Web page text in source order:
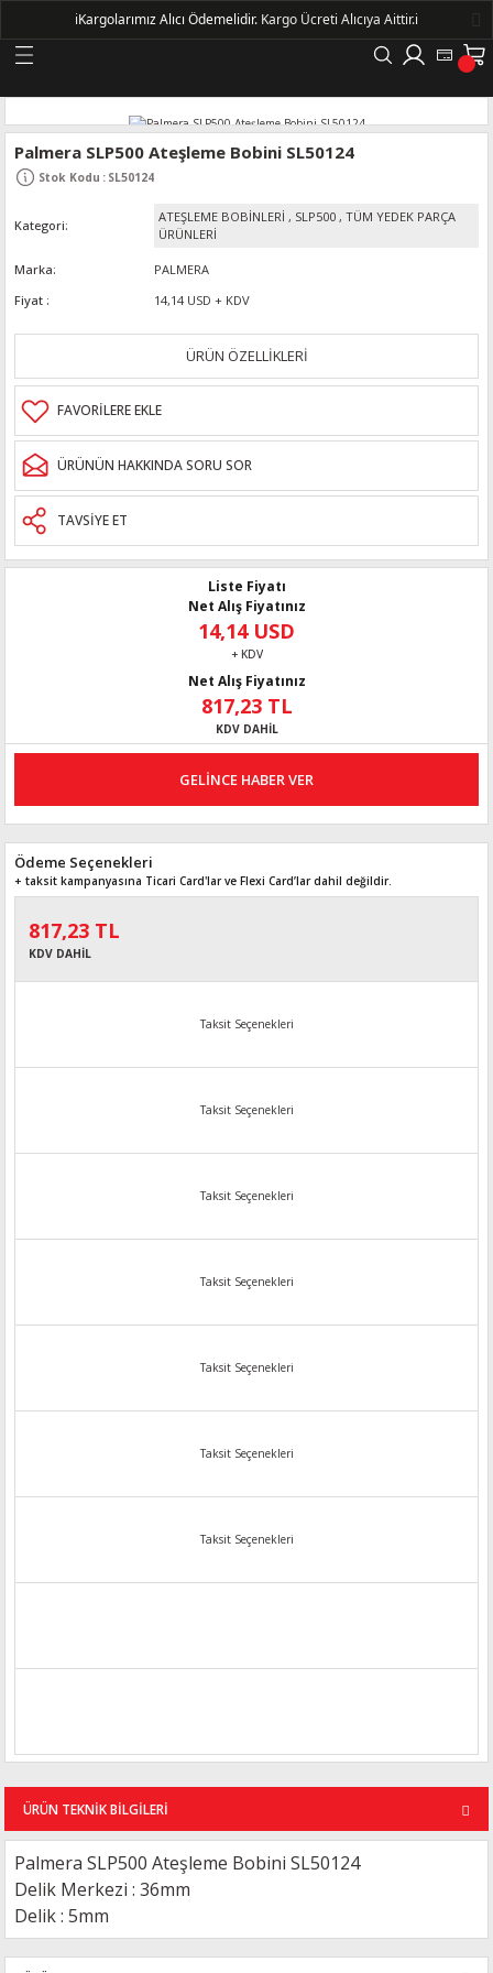
Geri Dön
KASNAKLI ALTERNATÖRLER - 1500
Palmera SLP500 Ateşleme Bobini SL50124
Stok Kodu : SL50124
Kategori
ATEŞLEME BOBİNLERİ , SLP500 , TÜM YEDEK PARÇA
ÜRÜNLERİ
Marka
PALMERA
Fiyat
14,14 USD + KDV
ÜRÜN ÖZELLİKLERİ
ÜRÜNÜN HAKKINDA SORU SOR
TAVSİYE ET
Liste Fiyatı
Net Alış Fiyatınız
14,14 USD
+ KDV
Net Alış Fiyatınız
817,23 TL
KDV DAHİL
GELİNCE HABER VER
Ödeme Seçenekleri
+ taksit kampanyasına Ticari Card'lar ve Flexi Card’lar dahil değildir.
817,23 TL
KDV DAHİL
Taksit Seçenekleri
Taksit Seçenekleri
Taksit Seçenekleri
Taksit Seçenekleri
Taksit Seçenekleri
Taksit Seçenekleri
Taksit Seçenekleri
ÜRÜN TEKNİK BİLGİLERİ
Palmera SLP500 Ateşleme Bobini SL50124
Delik Merkezi : 36mm
Delik : 5mm
ℹ️Kargolarımız Alıcı Ödemelidir. Kargo Ücreti Alıcıya Aittir.ℹ️